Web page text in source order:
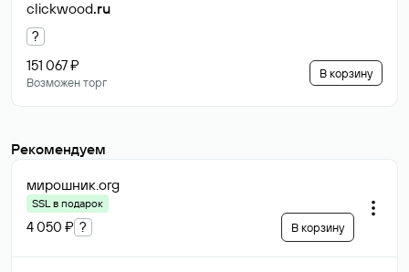
clickwood.ru
?
151 067 ₽
Возможен торг
В корзину
Рекомендуем
мирошник.org
SSL в подарок
4 050 ₽ ? В корзину